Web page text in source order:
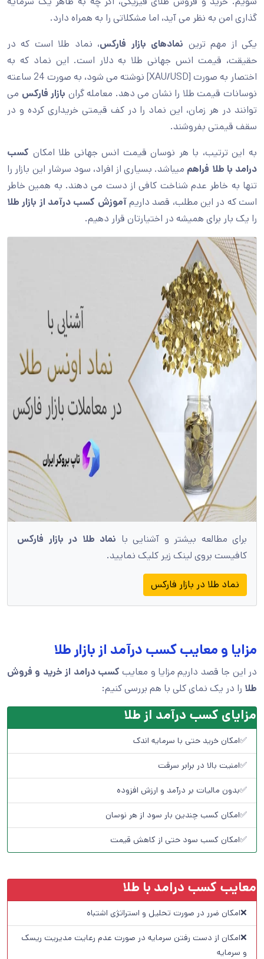
گذاری امن به نظر می آید، اما مشکلاتی را به همراه دارد.
یکی از مهم ترین نمادهای بازار فارکس، نماد طلا است که در
حقیقت، قیمت انس جهانی طلا به دلار است. این نماد که به
اختصار به صورت [XAU/USD] نوشته می شود، به صورت 24 ساعته
نوسانات قیمت طلا را نشان می دهد. معامله گران بازار فارکس می
توانند در هر زمان، این نماد را در کف قیمتی خریداری کرده و در
سقف قیمتی بفروشند.
به این ترتیب، با هر نوسان قیمت انس جهانی طلا امکان کسب
درامد با طلا فراهم میباشد. بسیاری از افراد، سود سرشار این بازار را
تنها به خاطر عدم شناخت کافی از دست می دهند. به همین خاطر
است که در این مطلب، قصد داریمآموزش کسب درآمد از بازار طلا
را یک بار برای همیشه در اختیارتان قرار دهیم.
برای مطالعه بیشتر و آشنایی با نماد طلا در بازار فارکس
کافیست بروی لینک زیر کلیک نمایید.
نماد طلا در بازار فارکس
مزایا و معایب کسب درآمد از بازار طلا
در این جا قصد داریم مزایا و معایب کسب درامد از خرید و فروش
طلا را در یک نمای کلی با هم بررسی کنیم:
مزایای کسب درآمد از طلا
✅امکان خرید حتی با سرمایه اندک
✅امنیت بالا در برابر سرقت
✅بدون مالیات بر درآمد و ارزش افزوده
✅امکان کسب چندین بار سود از هر نوسان
✅امکان کسب سود حتی از کاهش قیمت
معایب کسب درامد با طلا
❌امکان ضرر در صورت تحلیل و استراتژی اشتباه
❌امکان از دست رفتن سرمایه در صورت عدم رعایت مدیریت ریسک
و سرمایه